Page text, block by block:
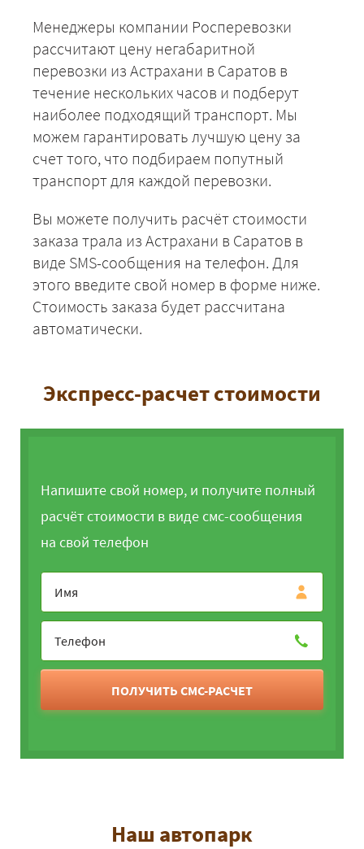
Менеджеры компании Росперевозки
рассчитают цену негабаритной
перевозки из Астрахани в Саратов в
течение нескольких часов и подберут
наиболее подходящий транспорт. Мы
можем гарантировать лучшую цену за
счет того, что подбираем попутный
транспорт для каждой перевозки.
Вы можете получить расчёт стоимости
заказа трала из Астрахани в Саратов в
виде SMS-сообщения на телефон. Для
этого введите свой номер в форме ниже.
Стоимость заказа будет рассчитана
автоматически.
Экспресс-расчет стоимости
Напишите свой номер, и получите полный
расчёт стоимости в виде смс-сообщения
на свой телефон
ПОЛУЧИТЬ СМС-РАСЧЕТ
Наш автопарк